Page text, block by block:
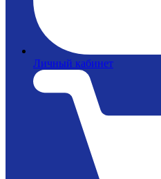
Личный кабинет